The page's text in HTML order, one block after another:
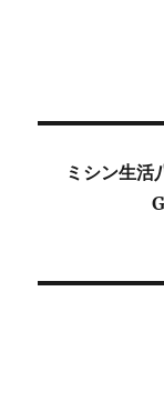
ミシン生活